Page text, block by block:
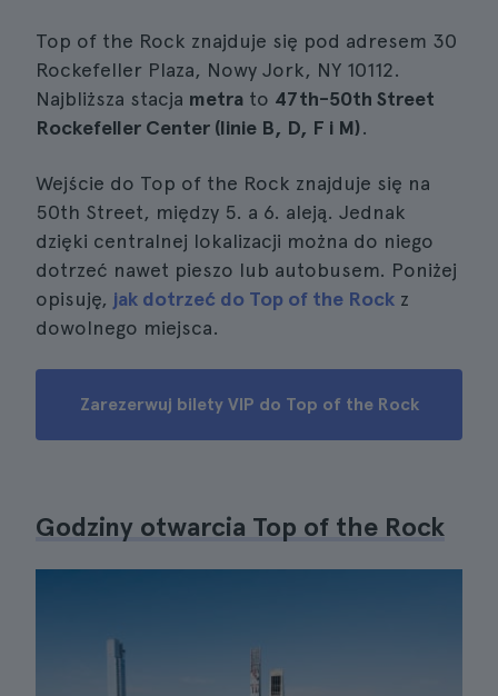
Top of the Rock znajduje się pod adresem 30
Rockefeller Plaza, Nowy Jork, NY 10112.
Najbliższa stacja metra to 47th-50th Street
Rockefeller Center (linie B, D, F i M).
Wejście do Top of the Rock znajduje się na
50th Street, między 5. a 6. aleją. Jednak
dzięki centralnej lokalizacji można do niego
dotrzeć nawet pieszo lub autobusem. Poniżej
opisuję, jak dotrzeć do Top of the Rock z
dowolnego miejsca.
Zarezerwuj bilety VIP do Top of the Rock
Godziny otwarcia Top of the Rock